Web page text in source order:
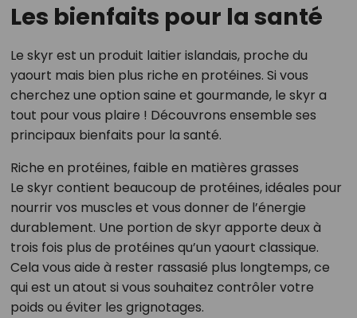
Les bienfaits pour la santé
Le skyr est un produit laitier islandais, proche du
yaourt mais bien plus riche en protéines. Si vous
cherchez une option saine et gourmande, le skyr a
tout pour vous plaire ! Découvrons ensemble ses
principaux bienfaits pour la santé.
Riche en protéines, faible en matières grasses
Le skyr contient beaucoup de protéines, idéales pour
nourrir vos muscles et vous donner de l’énergie
durablement. Une portion de skyr apporte deux à
trois fois plus de protéines qu’un yaourt classique.
Cela vous aide à rester rassasié plus longtemps, ce
qui est un atout si vous souhaitez contrôler votre
poids ou éviter les grignotages.